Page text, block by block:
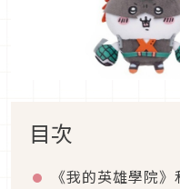
目次
《我的英雄學院